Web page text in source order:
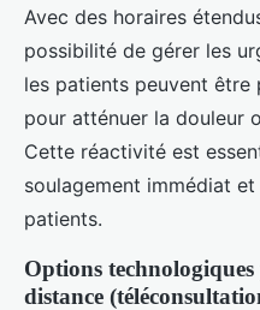
Avec des horaires
possibilité de gérer les
les patients peuvent être
pour atténuer la douleur
Cette réactivité est
soulagement immédiat
patients.
Options
distance